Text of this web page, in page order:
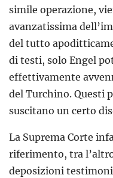
simile operazione,
avanzatissima
del tutto
di testi, solo Engel
effettivamente
del Turchino. Questi
suscitano un certo
La Suprema Corte
riferimento, tra
deposizioni